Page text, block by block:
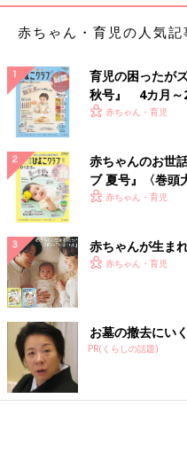
赤ちゃん・育児の人気
育児の困ったが
秋号』 4カ月～
いっぱい！
赤ちゃん・育児
赤ちゃんのお世
ブ 夏号』〈巻頭
く！ おっぱい・
赤ちゃん・育児
赤ちゃんが生ま
赤ちゃん・育児
お墓の撤去にい
PR(くらしの話題)